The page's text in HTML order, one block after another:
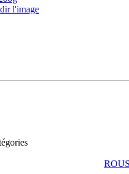
l'image